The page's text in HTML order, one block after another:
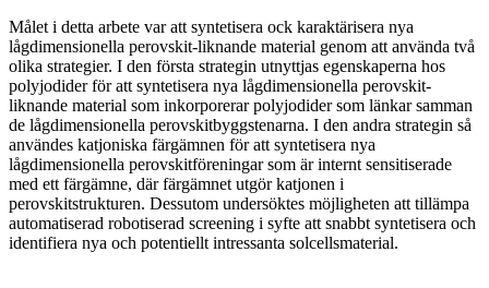
Målet i detta arbete var att syntetisera ock karaktärisera nya
lågdimensionella perovskit-liknande material genom att använda två
olika strategier. I den första strategin utnyttjas egenskaperna hos
polyjodider för att syntetisera nya lågdimensionella perovskit-
liknande material som inkorporerar polyjodider som länkar samman
de lågdimensionella perovskitbyggstenarna. I den andra strategin så
användes katjoniska färgämnen för att syntetisera nya
lågdimensionella perovskitföreningar som är internt sensitiserade
med ett färgämne, där färgämnet utgör katjonen i
perovskitstrukturen. Dessutom undersöktes möjligheten att tillämpa
automatiserad robotiserad screening i syfte att snabbt syntetisera och
identifiera nya och potentiellt intressanta solcellsmaterial.